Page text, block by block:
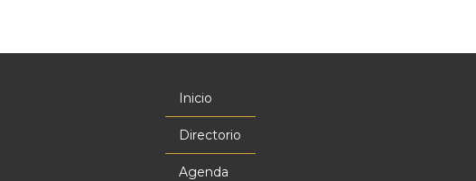
principal
Inicio
Directorio
Agenda